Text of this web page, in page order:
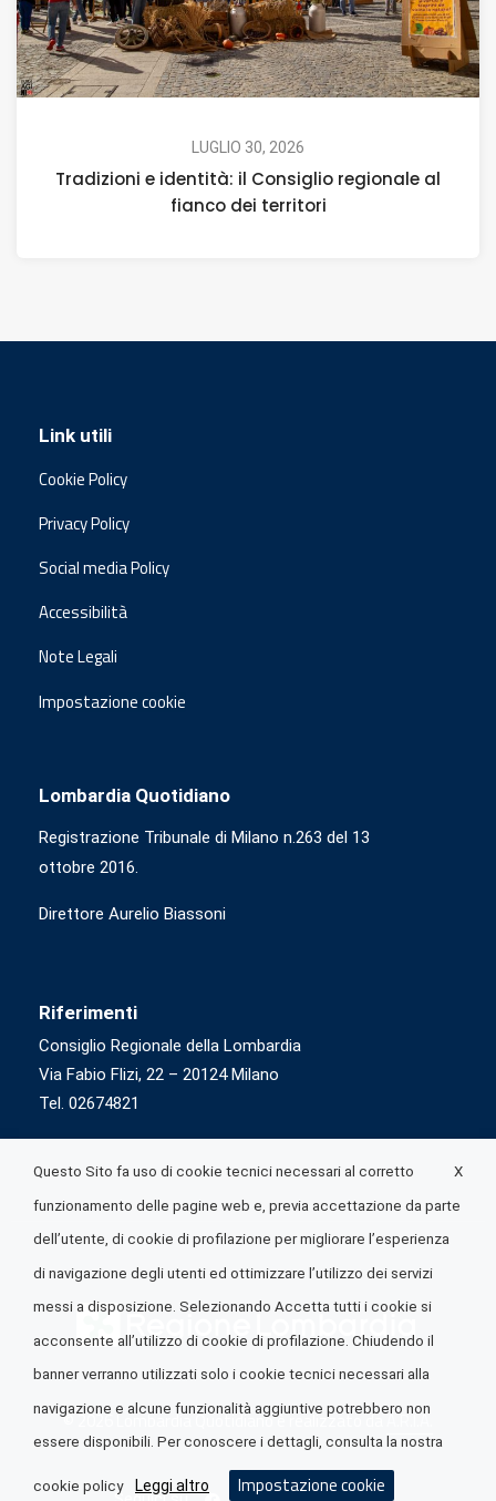
LUGLIO 30, 2026
Tradizioni e identità: il Consiglio regionale al
fianco dei territori
Link utili
Cookie Policy
Privacy Policy
Social media Policy
Accessibilità
Note Legali
Impostazione cookie
Lombardia Quotidiano
Registrazione Tribunale di Milano n.263 del 13
ottobre 2016.
Direttore Aurelio Biassoni
Riferimenti
Consiglio Regionale della Lombardia
Via Fabio Flizi, 22 – 20124 Milano
Tel. 02674821
© 2026 Lombardia Quotidiano è realizzato daA.R.I.A.
X
Questo Sito fa uso di cookie tecnici necessari al corretto
funzionamento delle pagine web e, previa accettazione da parte
dell’utente, di cookie di profilazione per migliorare l’esperienza
di navigazione degli utenti ed ottimizzare l’utilizzo dei servizi
messi a disposizione. Selezionando Accetta tutti i cookie si
acconsente all’utilizzo di cookie di profilazione. Chiudendo il
banner verranno utilizzati solo i cookie tecnici necessari alla
navigazione e alcune funzionalità aggiuntive potrebbero non
essere disponibili. Per conoscere i dettagli, consulta la nostra
cookie policy Leggi altro Impostazione cookie